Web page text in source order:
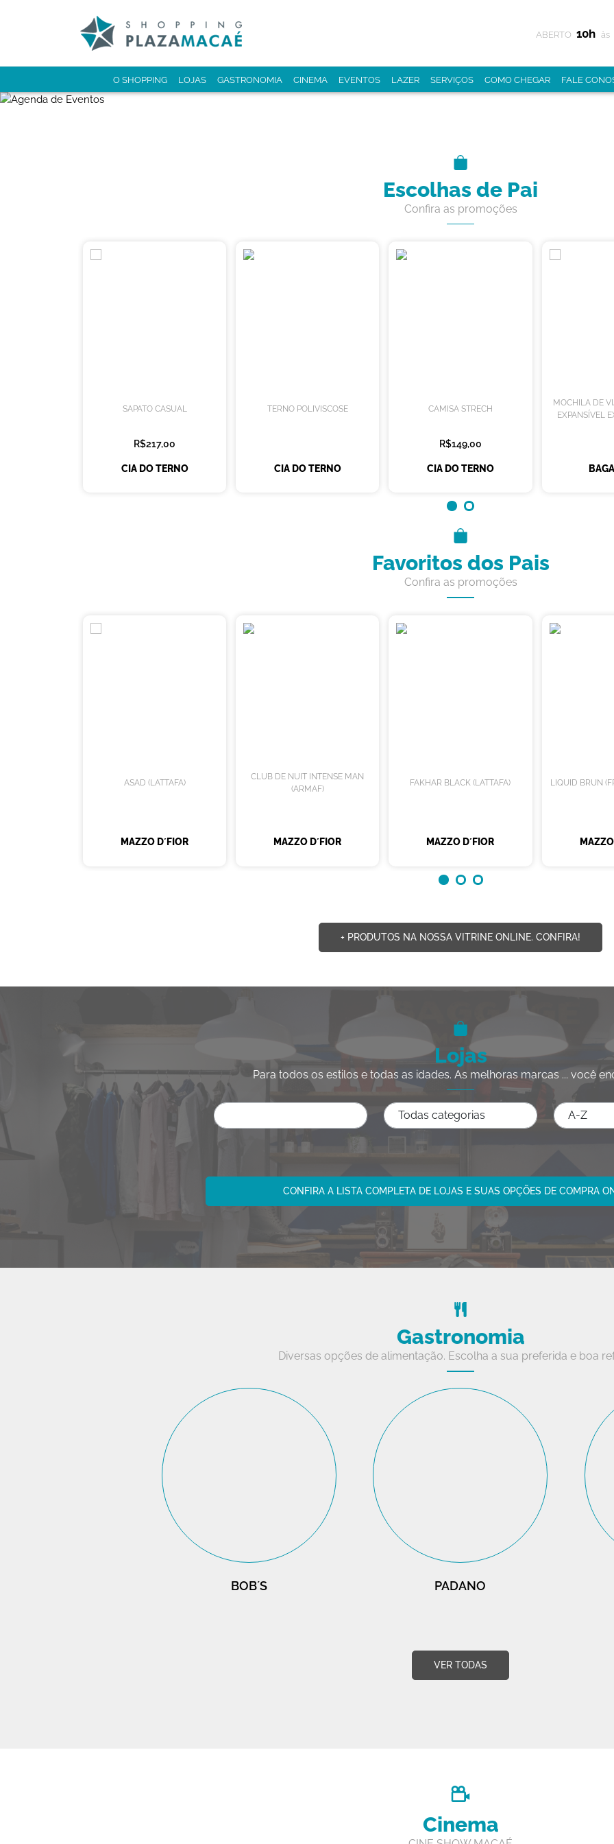
ABERTO 10h às
O SHOPPING LOJAS GASTRONOMIA CINEMA EVENTOS LAZER SERVIÇOS COMO CHEGAR FALE
Escolhas de Pai
Confira as promoções
SAPATO CASUAL
R$217,00
CIA DO TERNO
TERNO POLIVISCOSE
CIA DO TERNO
CAMISA STRECH
R$149,00
CIA DO TERNO
MOCHILA DE
EXPANSÍVEL
Favoritos dos Pais
Confira as promoções
ASAD (LATTAFA)
MAZZO D´FIOR
CLUB DE NUIT INTENSE MAN
(ARMAF)
MAZZO D´FIOR
FAKHAR BLACK (LATTAFA)
MAZZO D´FIOR
LIQUID BRUN
+ PRODUTOS NA NOSSA VITRINE ONLINE. CONFIRA!
Lojas
Para todos os estilos e todas as idades. As melhoras marcas ... você
CONFIRA A LISTA COMPLETA DE LOJAS E SUAS OPÇÕES DE COMPRA
Gastronomia
Diversas opções de alimentação. Escolha a sua preferida e boa
BOB´S PADANO
VER TODAS
Cinema